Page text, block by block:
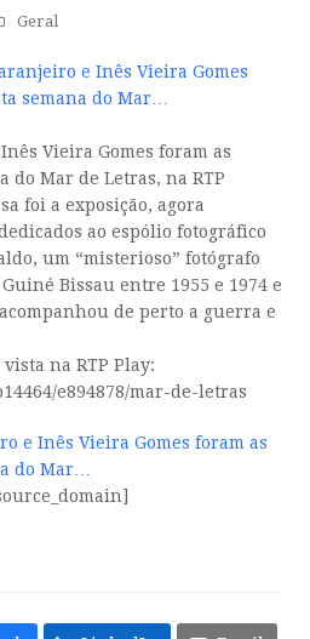
Geral
e Inês Vieira Gomes
semana do Mar…
Vieira Gomes foram as
do Mar de Letras, na RTP
foi a exposição, agora
ao espólio fotográfico
um “misterioso” fotógrafo
Bissau entre 1955 e 1974 e
de perto a guerra e
na RTP Play:
e894878/mar-de-letras
e Inês Vieira Gomes foram as
do Mar…